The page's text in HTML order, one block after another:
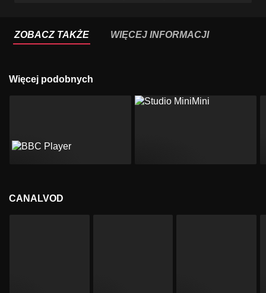
ZOBACZ TAKŻE WIĘCEJ INFORMACJI
Więcej podobnych
CANALVOD